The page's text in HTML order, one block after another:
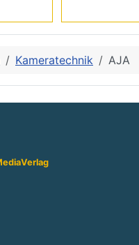
Kameratechnik AJA
Verlag